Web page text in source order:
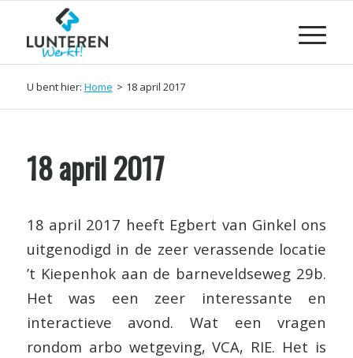
U bent hier: Home > 18 april 2017
18 april 2017
18 april 2017 heeft Egbert van Ginkel ons
uitgenodigd in de zeer verassende locatie
’t Kiepenhok aan de barneveldseweg 29b.
Het was een zeer interessante en
interactieve avond. Wat een vragen
rondom arbo wetgeving, VCA, RIE. Het is